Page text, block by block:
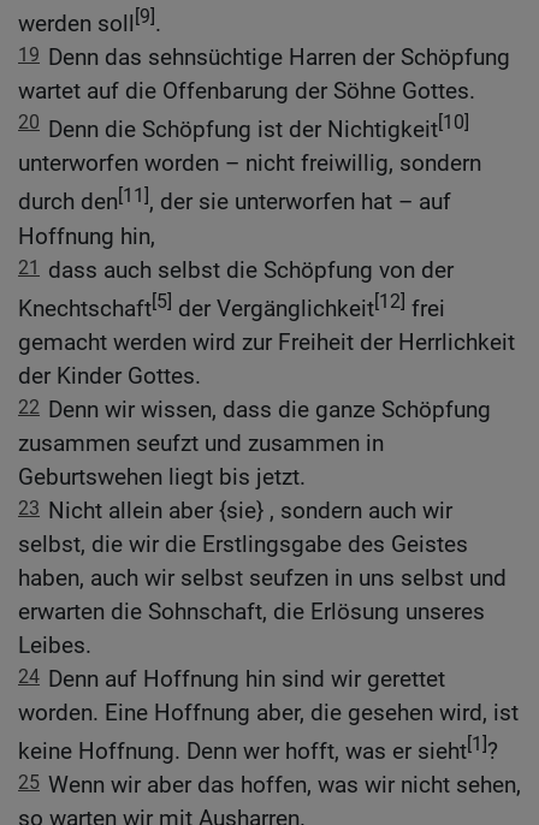
werden soll [9].
19 Denn das sehnsüchtige Harren der Schöpfung
wartet auf die Offenbarung der Söhne Gottes.
20 Denn die Schöpfung ist der Nichtigkeit[10]
unterworfen worden – nicht freiwillig, sondern
durch den[11], der sie unterworfen hat – auf
Hoffnung hin,
21 dass auch selbst die Schöpfung von der
Knechtschaft[5] der Vergänglichkeit[12] frei
gemacht werden wird zur Freiheit der Herrlichkeit
der Kinder Gottes.
22 Denn wir wissen, dass die ganze Schöpfung
zusammen seufzt und zusammen in
Geburtswehen liegt bis jetzt.
23 Nicht allein aber {sie} , sondern auch wir
selbst, die wir die Erstlingsgabe des Geistes
haben, auch wir selbst seufzen in uns selbst und
erwarten die Sohnschaft, die Erlösung unseres
Leibes.
24 Denn auf Hoffnung hin sind wir gerettet
worden. Eine Hoffnung aber, die gesehen wird, ist
keine Hoffnung. Denn wer hofft, was er sieht[1]?
25 Wenn wir aber das hoffen, was wir nicht sehen,
so warten wir mit Ausharren.